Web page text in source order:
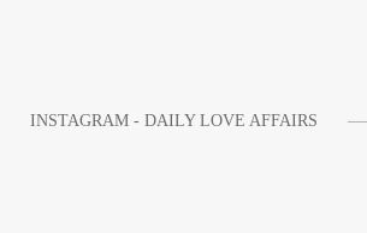
INSTAGRAM - DAILY LOVE AFFAIRS